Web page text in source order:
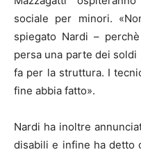
sociale per minori.
spiegato Nardi –
persa una parte dei soldi
fa per la struttura. I
fine abbia fatto».
Nardi ha inoltre
disabili e infine ha detto